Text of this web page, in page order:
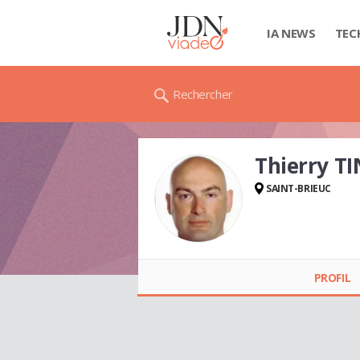
IA NEWS
Rechercher
Thierry TINCHON
Thierry
SAINT-BRIEUC
PROFIL